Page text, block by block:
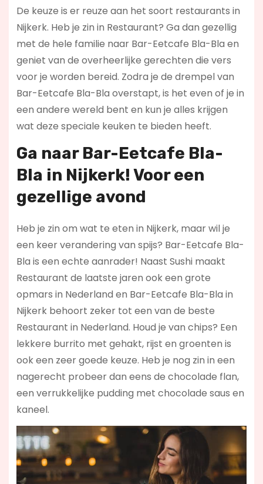
De keuze is er reuze aan het soort restaurants in
Nijkerk. Heb je zin in Restaurant? Ga dan gezellig
met de hele familie naar Bar-Eetcafe Bla-Bla en
geniet van de overheerlijke gerechten die vers
voor je worden bereid. Zodra je de drempel van
Bar-Eetcafe Bla-Bla overstapt, is het even of je in
een andere wereld bent en kun je alles krijgen
wat deze speciale keuken te bieden heeft.
Ga naar Bar-Eetcafe Bla-
Bla in Nijkerk! Voor een
gezellige avond
Heb je zin om wat te eten in Nijkerk, maar wil je
een keer verandering van spijs? Bar-Eetcafe Bla-
Bla is een echte aanrader! Naast Sushi maakt
Restaurant de laatste jaren ook een grote
opmars in Nederland en Bar-Eetcafe Bla-Bla in
Nijkerk behoort zeker tot een van de beste
Restaurant in Nederland. Houd je van chips? Een
lekkere burrito met gehakt, rijst en groenten is
ook een zeer goede keuze. Heb je nog zin in een
nagerecht probeer dan eens de chocolade flan,
een verrukkelijke pudding met chocolade saus en
kaneel.